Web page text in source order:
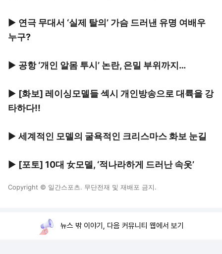
▶ 연극 무대서 ‘실제 탈의’ 가슴 드러낸 유명 여배우
누구?
▶ 공항 ‘개인 알몸 투시’ 논란, 은밀 부위까지…
▶ [화보] 레이싱모델들 섹시 개인방송으로 대륙을 강
타하다!!
▶ 세계적인 모델의 굴욕적인 크리스마스 화보 눈길
▶ [포토] 10대 女모델, ‘적나라하게 드러난 속옷’
Copyright © 일간스포츠. 무단전재 및 재배포 금지.
뉴스 밖 이야기, 다음 커뮤니티 웹에서 보기